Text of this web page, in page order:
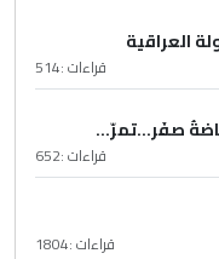
العراقية
قراءات :514
صفَر…تمرّ...
قراءات :652
قراءات :1804